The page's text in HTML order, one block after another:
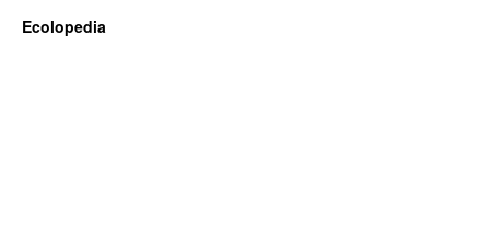
Ecolopedia